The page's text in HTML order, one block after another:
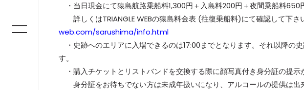
・当日現金にて猿島航路乗船料1,300円＋入島料200円＋夜間乗船料650
詳しくはTRIANGLE WEBの猿島料金表 (往復乗船料)にて確認して下さ
web.com/sarushima/info.html
・史跡へのエリアに入場できるのは17:00までとなります。それ以降の
す。
・購入チケットとリストバンドを交換する際に顔写真付き身分証の提示
身分証をお待ちでない方は未成年扱いになり、アルコールの提供は出